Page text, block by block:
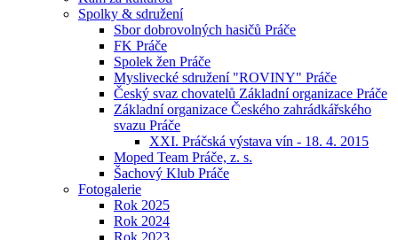
Spolky & sdružení
Sbor dobrovolných hasičů Práče
FK Práče
Spolek žen Práče
Myslivecké sdružení "ROVINY" Práče
Český svaz chovatelů Základní organizace Práče
Základní organizace Českého zahrádkářského
svazu Práče
XXI. Práčská výstava vín - 18. 4. 2015
Moped Team Práče, z. s.
Šachový Klub Práče
Fotogalerie
Rok 2025
Rok 2024
Rok 2023